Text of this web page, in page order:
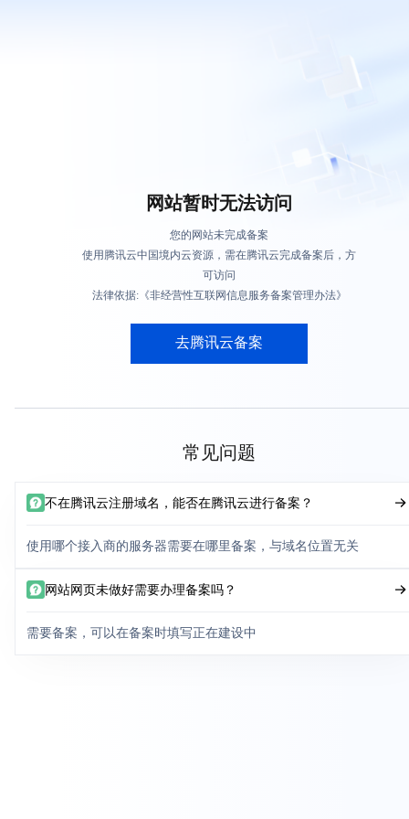
网站暂时无法访问
您的网站未完成备案
使用腾讯云中国境内云资源，需在腾讯云完成备案后，方
可访问
法律依据:《非经营性互联网信息服务备案管理办法》
去腾讯云备案
常见问题
不在腾讯云注册域名，能否在腾讯云进行备案？
使用哪个接入商的服务器需要在哪里备案，与域名位置无关
网站网页未做好需要办理备案吗？
需要备案，可以在备案时填写正在建设中